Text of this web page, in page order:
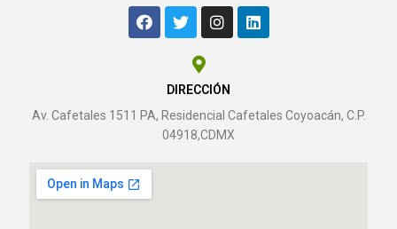
DIRECCIÓN
Av. Cafetales 1511 PA, Residencial Cafetales Coyoacán, C.P.
04918,CDMX